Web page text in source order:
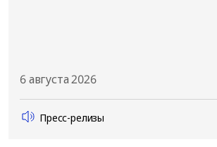
6 августа 2026
Пресс-релизы